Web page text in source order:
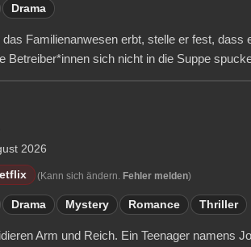
Drama
Familienanwesen erbt, stelle er fest, dass
Betreiber*innen sich nicht in die Suppe
2026
(Kann sich ändern. Fehler melden)
Drama Mystery Romance Thriller
Arm und Reich. Ein Teenager namens